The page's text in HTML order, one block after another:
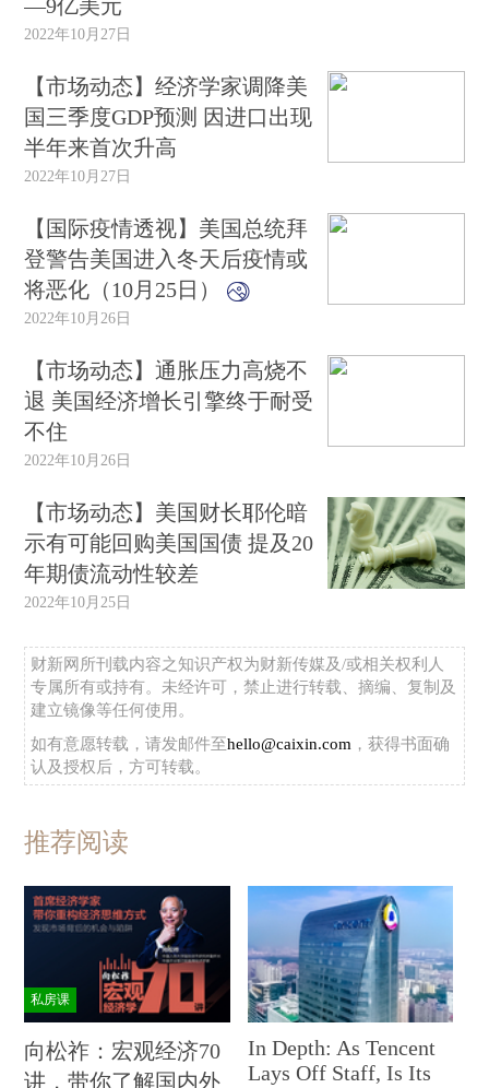
—9亿美元
2022年10月27日
【市场动态】经济学家调降美
国三季度GDP预测 因进口出现
半年来首次升高
2022年10月27日
【国际疫情透视】美国总统拜
登警告美国进入冬天后疫情或
将恶化（10月25日）
2022年10月26日
【市场动态】通胀压力高烧不
退 美国经济增长引擎终于耐受
不住
2022年10月26日
【市场动态】美国财长耶伦暗
示有可能回购美国国债 提及20
年期债流动性较差
2022年10月25日
财新网所刊载内容之知识产权为财新传媒及/或相关权利人
专属所有或持有。未经许可，禁止进行转载、摘编、复制及
建立镜像等任何使用。
如有意愿转载，请发邮件至hello@caixin.com ，获得书面确
认及授权后，方可转载。
推荐阅读
私房课
向松祚：宏观经济70
讲，带你了解国内外
In Depth: As Tencent
Lays Off Staff, Is Its